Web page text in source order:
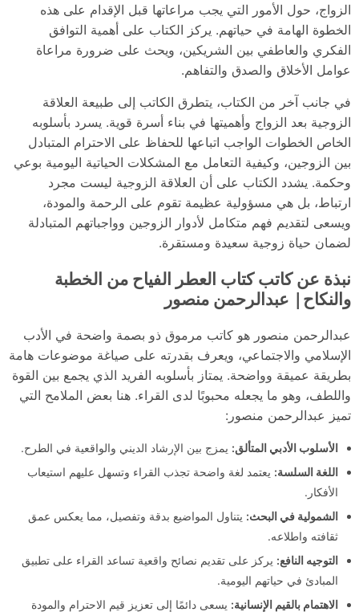
الزواج، حول الأمور التي يجب مراعاتها قبل الإقدام على هذه
الخطوة الهامة في حياتهم. يركز الكتاب على أهمية التوافق
الفكري والعاطفي بين الشريكين، ويحث على ضرورة مراعاة
عوامل الأخلاق والصدق والتفاهم.
في جانب آخر من الكتاب، يتطرق الكاتب إلى طبيعة العلاقة
الزوجية بعد الزواج وأهميتها في بناء أسرة قوية. يسرد بأسلوبه
الخاص الخطوات الواجب اتباعها للحفاظ على الاحترام المتبادل
بين الزوجين، وكيفية التعامل مع المشكلات الحياتية اليومية بوعي
وحكمة. يشدد الكتاب على أن العلاقة الزوجية ليست مجرد
ارتباط، بل هي مسؤولية عظيمة تقوم على الرحمة والمودة،
ويسعى لتقديم فهم متكامل لأدوار الزوجين وواجباتهم المتبادلة
لضمان حياة زوجية سعيدة ومستقرة.
نبذة عن كاتب كتاب العطر الفياح من الخطبة
والنكاح| عبدالرحمن منصور
عبدالرحمن منصور هو كاتب مرموق ذو بصمة واضحة في الأدب
الإسلامي والاجتماعي، ويعرف بقدرته على صياغة موضوعات هامة
بطريقة عميقة وواضحة. يمتاز بأسلوبه الفريد الذي يجمع بين القوة
واللطف، وهو ما يجعله محبوبًا لدى القراء. هنا بعض الملامح التي
تميز عبدالرحمن منصور:
الأسلوب الأدبي المتألق: يمزج بين الإرشاد الديني والواقعية في الطرح.
اللغة السلسة: يعتمد لغة واضحة تجذب القراء وتسهل عليهم استيعاب
الأفكار.
الشمولية في البحث: يتناول المواضيع بدقة وتفصيل، مما يعكس عمق
ثقافته واطلاعه.
التوجيه النافع: يركز على تقديم نصائح واقعية تساعد القراء على تطبيق
المبادئ في حياتهم اليومية.
الاهتمام بالقيم الإنسانية: يسعى دائمًا إلى تعزيز قيم الاحترام والمودة